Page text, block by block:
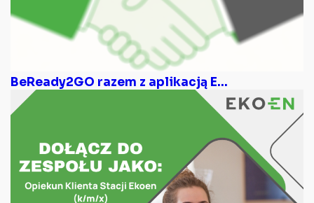
BeReady2GO razem z aplikacją E...